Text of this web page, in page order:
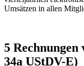
Umsätzen in allen
5
34a UStDV-E)